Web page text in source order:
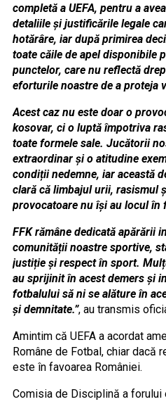
completă a UEFA, pentru a
detaliile și justificările legale
hotărâre, iar după primirea
toate căile de apel disponibile
punctelor, care nu reflectă
eforturile noastre de a proteja
Acest caz nu este doar o
kosovar, ci o luptă împotriva
toate formele sale. Jucătorii
extraordinar și o atitudine
condiții nedemne, iar această
clară că limbajul urii, rasismul
provocatoare nu își au locul în
FFK rămâne dedicată apărării
comunității noastre sportive,
justiție și respect în sport.
au sprijinit în acest demers și
fotbalului să ni se alăture în
și demnitate.”, au transmis
Amintim că UEFA a acordat
Române de Fotbal, chiar dacă
este în favoarea României.
Comisia de Disciplină a forului